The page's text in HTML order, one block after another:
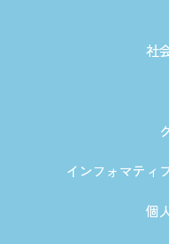
社
インフォマティ
個